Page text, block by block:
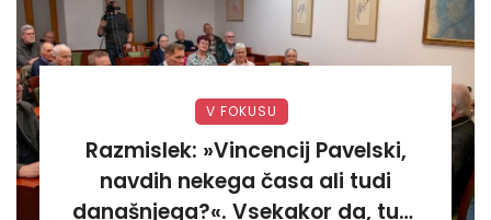
V FOKUSU
Razmislek: »Vincencij Pavelski,
navdih nekega časa ali tudi
današnjega?«. Vsekakor da, tudi